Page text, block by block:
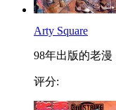
Arty Square
98年出版的老
评分: